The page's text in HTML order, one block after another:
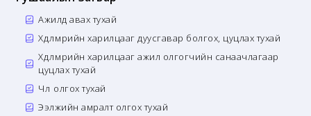
Ажилд авах тухай
Хөдөлмөрийн харилцааг дуусгавар болгох, цуцлах тухай
Хөдөлмөрийн харилцааг ажил олгогчийн санаачлагаар
цуцлах тухай
Чөлөө олгох тухай
Ээлжийн амралт олгох тухай